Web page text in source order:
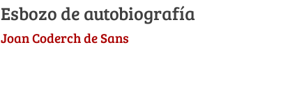
Esbozo de autobiografía
Joan Coderch de Sans